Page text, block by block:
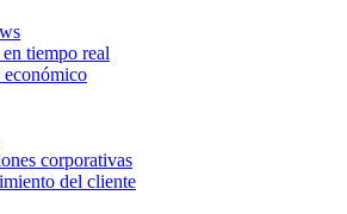
tiempo real
corporativas
del cliente